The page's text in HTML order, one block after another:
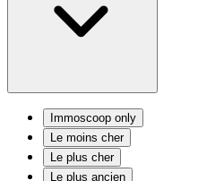
Immoscoop only
Le moins cher
Le plus cher
Le plus ancien